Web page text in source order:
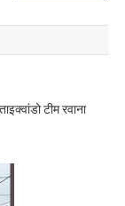
टीम रवाना